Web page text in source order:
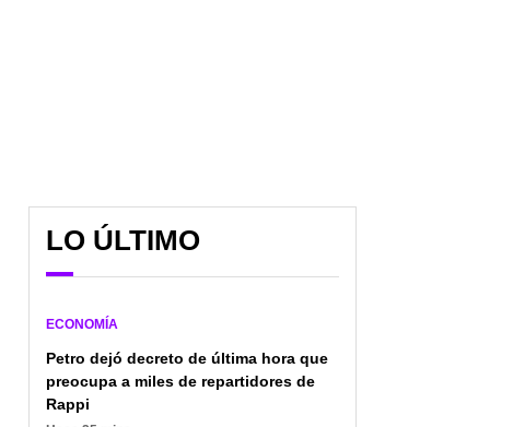
LO ÚLTIMO
ECONOMÍA
Petro dejó decreto de última hora que
preocupa a miles de repartidores de
Rappi